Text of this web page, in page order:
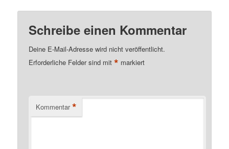
Schreibe einen Kommentar
Deine E-Mail-Adresse wird nicht veröffentlicht.
Erforderliche Felder sind mit* markiert
Kommentar *